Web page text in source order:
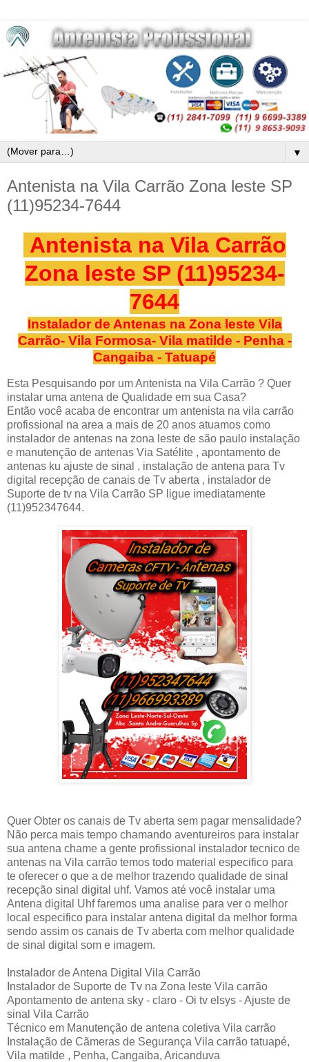
▼
Antenista na Vila Carrão Zona leste SP
(11)95234-7644
Antenista na Vila Carrão
Zona leste SP (11)95234-
7644
Instalador de Antenas na Zona leste Vila
Carrão- Vila Formosa- Vila matilde - Penha -
Cangaiba - Tatuapé
Esta Pesquisando por um Antenista na Vila Carrão ? Quer
instalar uma antena de Qualidade em sua Casa?
Então você acaba de encontrar um antenista na vila carrão
profissional na area a mais de 20 anos atuamos como
instalador de antenas na zona leste de são paulo instalação
e manutenção de antenas Via Satélite , apontamento de
antenas ku ajuste de sinal , instalação de antena para Tv
digital recepção de canais de Tv aberta , instalador de
Suporte de tv na Vila Carrão SP ligue imediatamente
(11)952347644.
Quer Obter os canais de Tv aberta sem pagar mensalidade?
Não perca mais tempo chamando aventureiros para instalar
sua antena chame a gente profissional instalador tecnico de
antenas na Vila carrão temos todo material especifico para
te oferecer o que a de melhor trazendo qualidade de sinal
recepção sinal digital uhf. Vamos até você instalar uma
Antena digital Uhf faremos uma analise para ver o melhor
local especifico para instalar antena digital da melhor forma
sendo assim os canais de Tv aberta com melhor qualidade
de sinal digital som e imagem.
Instalador de Antena Digital Vila Carrão
Instalador de Suporte de Tv na Zona leste Vila carrão
Apontamento de antena sky - claro - Oi tv elsys - Ajuste de
sinal Vila Carrão
Técnico em Manutenção de antena coletiva Vila carrão
Instalação de Cãmeras de Segurança Vila carrão tatuapé,
Vila matilde , Penha, Cangaiba, Aricanduva